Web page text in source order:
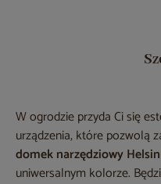
W ogrodzie przyda Ci się
urządzenia, które pozwolą
domek narzędziowy
uniwersalnym kolorze.